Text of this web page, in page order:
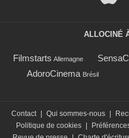
ALLOCINÉ
Filmstarts Allemagne
AdoroCinema Brésil
Contact | Qui sommes-nous |
Politique de cookies |